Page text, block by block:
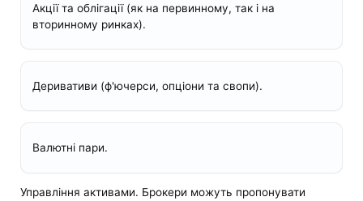
Акції та облігації (як на первинному, так і на
вторинному ринках).
Деривативи (ф'ючерси, опціони та свопи).
Валютні пари.
Управління активами. Брокери можуть пропонувати